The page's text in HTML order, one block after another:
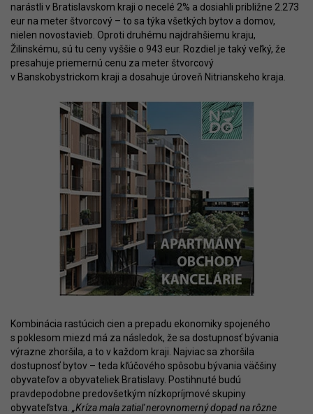
narástli v Bratislavskom kraji o necelé 2% a dosiahli približne 2.273
eur na meter štvorcový – to sa týka všetkých bytov a domov,
nielen novostavieb. Oproti druhému najdrahšiemu kraju,
Žilinskému, sú tu ceny vyššie o 943 eur. Rozdiel je taký veľký, že
presahuje priemernú cenu za meter štvorcový
v Banskobystrickom kraji a dosahuje úroveň Nitrianskeho kraja.
Kombinácia rastúcich cien a prepadu ekonomiky spojeného
s poklesom miezd má za následok, že sa dostupnosť bývania
výrazne zhoršila, a to v každom kraji. Najviac sa zhoršila
dostupnosť bytov – teda kľúčového spôsobu bývania väčšiny
obyvateľov a obyvateliek Bratislavy. Postihnuté budú
pravdepodobne predovšetkým nízkopríjmové skupiny
obyvateľstva. „Kríza mala zatiaľ nerovnomerný dopad na rôzne